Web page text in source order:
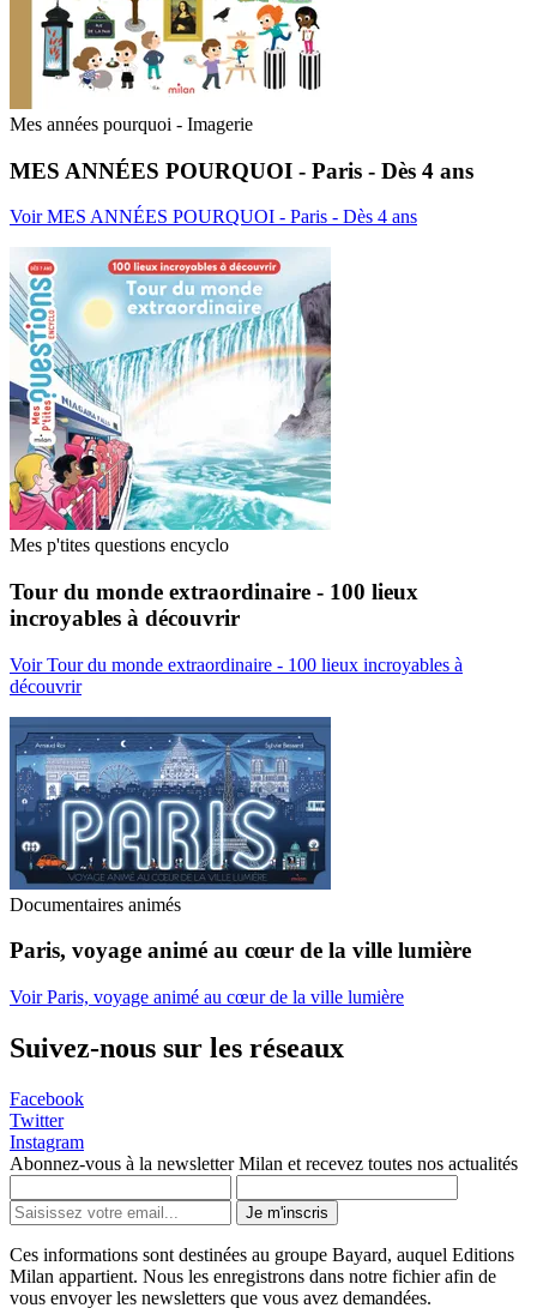
Mes années pourquoi - Imagerie
MES ANNÉES POURQUOI - Paris - Dès 4 ans
Voir MES ANNÉES POURQUOI - Paris - Dès 4 ans
Mes p'tites questions encyclo
Tour du monde extraordinaire - 100 lieux
incroyables à découvrir
Voir Tour du monde extraordinaire - 100 lieux incroyables à
découvrir
Documentaires animés
Paris, voyage animé au cœur de la ville lumière
Voir Paris, voyage animé au cœur de la ville lumière
Suivez-nous sur les réseaux
Facebook
Twitter
Instagram
Abonnez-vous à la newsletter Milan et recevez toutes nos actualités
Je m'inscris
Ces informations sont destinées au groupe Bayard, auquel Editions
Milan appartient. Nous les enregistrons dans notre fichier afin de
vous envoyer les newsletters que vous avez demandées.